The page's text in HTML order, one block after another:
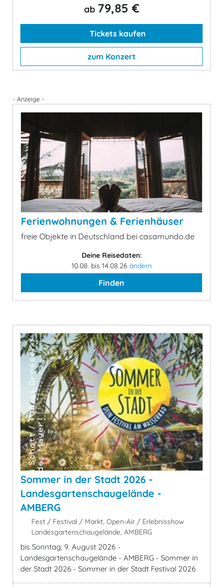
ab 79,85 €
Tickets kaufen
zum Konzert
- Anzeige -
Ferienwohnungen & Ferienhäuser
freie Objekte in Deutschland bei casamundo.de
Deine Reisedaten:
10.08. bis 14.08.26 ändern
Finden
Sommer in der Stadt 2026 -
Landesgartenschaugelände -
AMBERG
Fest / Festival / Markt, Open-Air / Erlebnisshow
Landesgartenschaugelände, AMBERG
bis Sonntag, 9. August 2026 -
Landesgartenschaugelände - AMBERG - Sommer in
der Stadt 2026 - Sommer in der Stadt Festival 2026